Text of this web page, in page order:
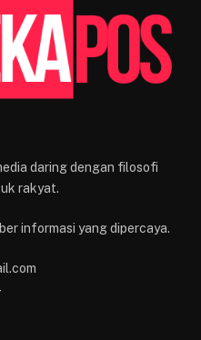
daring dengan filosofi
rakyat.
informasi yang dipercaya.